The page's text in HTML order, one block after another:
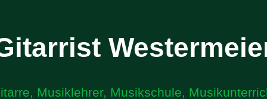
, Musiklehrer, Musikschule,